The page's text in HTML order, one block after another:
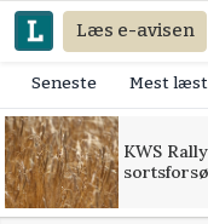
Læs e-avisen
Seneste Mest
KWS